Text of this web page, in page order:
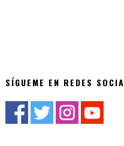
SÍGUEME EN REDES